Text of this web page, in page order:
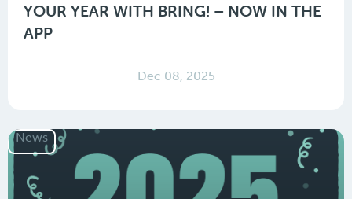
YOUR YEAR WITH BRING! – NOW IN THE
APP
Dec 08, 2025
News